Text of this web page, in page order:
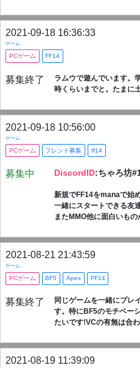
2021-09-18 16:36:33
ゲーム
PCゲーム FF14
募集終了
ラムウで遊んでいます。
時くらいまでと。たまに
2021-09-18 10:56:00
ゲーム
PCゲーム フレンド募集 ff14
募集中 DiscordID:ちゃろ坊
新規でFF14をmanaで始
一緒にスタートできる友
またMMO他に面白いも
2021-08-21 21:43:59
ゲーム
PCゲーム BF5 Apex FF14
募集終了
同じゲームを一緒にプレ
す。特にBF5のモチベー
たいです!VCの有無は合
2021-08-19 11:39:09